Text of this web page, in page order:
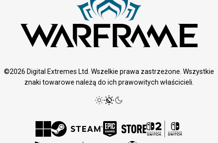
©2026 Digital Extremes Ltd. Wszelkie prawa zastrzeżone. Wszystkie
znaki towarowe należą do ich prawowitych właścicieli.